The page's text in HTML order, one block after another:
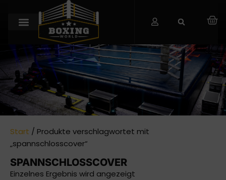
Start / Produkte verschlagwortet mit
„spannschlosscover“
SPANNSCHLOSSCOVER
Einzelnes Ergebnis wird angezeigt